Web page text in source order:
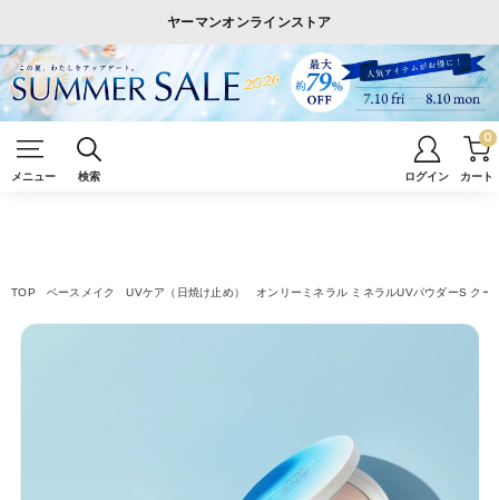
ヤーマンオンラインストア
メニュー 検索 ログイン カート
0
TOP ベースメイク UVケア（日焼け止め） オンリーミネラル ミネラルUVパウダーS クー